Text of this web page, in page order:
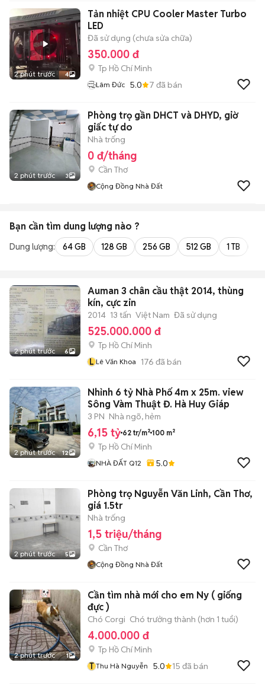
2 phút trước 4
Tản nhiệt CPU Cooler Master Turbo
LED
Đã sử dụng (chưa sửa chữa)
350.000 đ
Tp Hồ Chí Minh
Lâm Đức 5.0 7 đã bán
2 phút trước 3
Phòng trọ gần DHCT và DHYD, giờ
giấc tự do
Nhà trống
0 đ/tháng
Cần Thơ
Cộng Đồng Nhà Đất
Bạn cần tìm dung lượng nào ?
Dung lượng: 64 GB 128 GB 256 GB 512 GB 1 TB
2 phút trước 6
Auman 3 chân cầu thật 2014, thùng
kín, cực zin
2014 13 tấn Việt Nam Đã sử dụng
525.000.000 đ
Tp Hồ Chí Minh
L Lê Văn Khoa 176 đã bán
2 phút trước 12
Nhỉnh 6 tỷ Nhà Phố 4m x 25m. view
Sông Vàm Thuật Đ. Hà Huy Giáp
3 PN Nhà ngõ, hẻm
6,15 tỷ 62 tr/m² 100 m²
Tp Hồ Chí Minh
NHÀ ĐẤT Q12 5.0
2 phút trước 5
Phòng trọ Nguyễn Văn Linh, Cần Thơ,
giá 1.5tr
Nhà trống
1,5 triệu/tháng
Cần Thơ
Cộng Đồng Nhà Đất
2 phút trước 1
Cần tìm nhà mới cho em Ny ( giống
đực )
Chó Corgi Chó trưởng thành (hơn 1 tuổi)
4.000.000 đ
Tp Hồ Chí Minh
T Thu Hà Nguyễn 5.0 15 đã bán